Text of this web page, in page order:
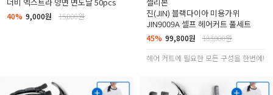
40% 9,000원 15,000원
진(JIN) 블랙다이아 미용가위
JIN9009A 셀프 헤어커트 풀세트
45% 99,800원
183,000원
헤어 커트에 필요한 모든 구성을 한번에!